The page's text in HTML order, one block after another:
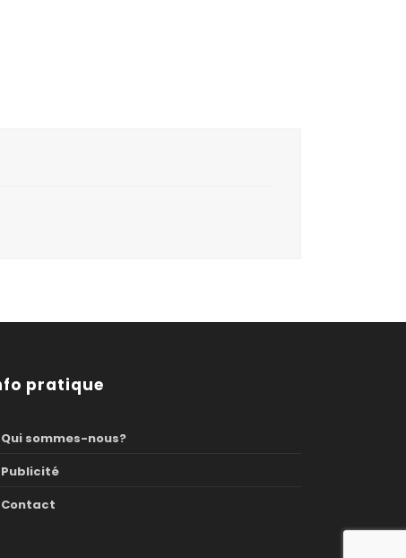
pratique
Qui sommes-nous?
Publicité
Contact